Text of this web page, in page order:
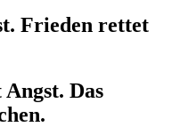
Frieden rettet
Das